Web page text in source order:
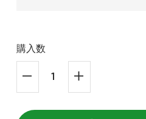
購入数